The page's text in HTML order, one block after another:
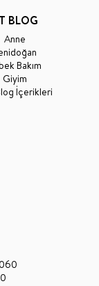
BLOG
Anne
Bakım
Giyim
İçerikleri